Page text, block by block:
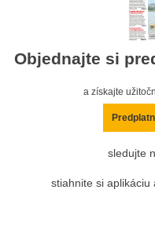
Objednajte si
a získajte
sledujte
stiahnite si